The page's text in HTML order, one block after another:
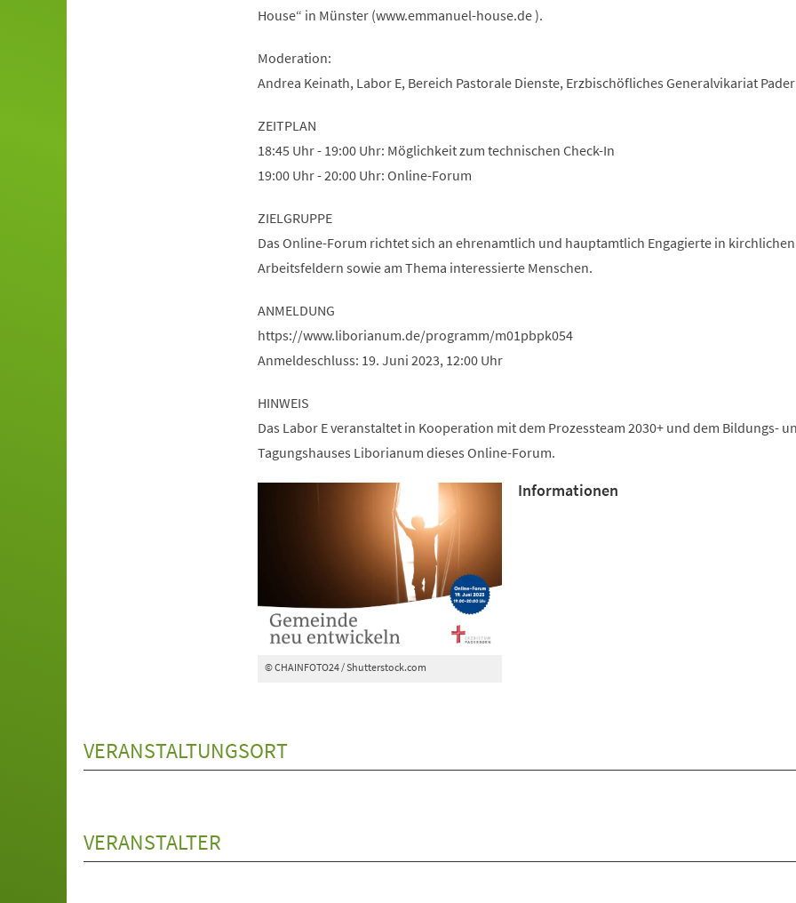
House“ in Münster (www.emmanuel-house.de ).
Moderation:
Andrea Keinath, Labor E, Bereich Pastorale Dienste, Erzbischöfliches Generalvikariat
ZEITPLAN
18:45 Uhr - 19:00 Uhr: Möglichkeit zum technischen Check-In
19:00 Uhr - 20:00 Uhr: Online-Forum
ZIELGRUPPE
Das Online-Forum richtet sich an ehrenamtlich und hauptamtlich Engagierte in kirchlichen
Arbeitsfeldern sowie am Thema interessierte Menschen.
ANMELDUNG
https://www.liborianum.de/programm/m01pbpk054
Anmeldeschluss: 19. Juni 2023, 12:00 Uhr
HINWEIS
Das Labor E veranstaltet in Kooperation mit dem Prozessteam 2030+ und dem Bildungs-
Tagungshauses Liborianum dieses Online-Forum.
© CHAINFOTO24 / Shutterstock.com
Informationen
VERANSTALTUNGSORT
VERANSTALTER